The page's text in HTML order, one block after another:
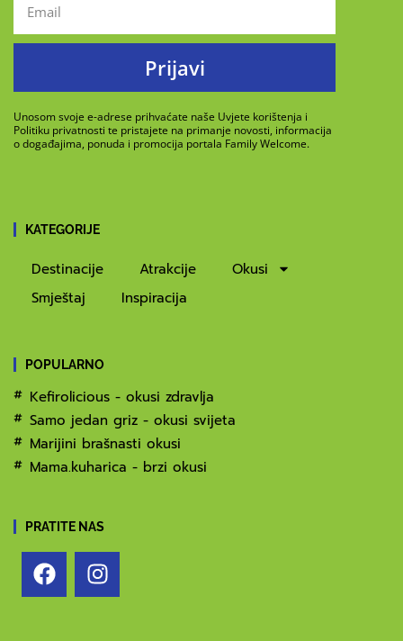
Prijavi
Unosom svoje e-adrese prihvaćate naše Uvjete korištenja i
Politiku privatnosti te pristajete na primanje novosti, informacija
o događajima, ponuda i promocija portala Family Welcome.
KATEGORIJE
Destinacije Atrakcije
Okusi
Smještaj
Inspiracija
POPULARNO
Kefirolicious - okusi zdravlja
Samo jedan griz - okusi svijeta
Marijini brašnasti okusi
Mama.kuharica - brzi okusi
PRATITE NAS